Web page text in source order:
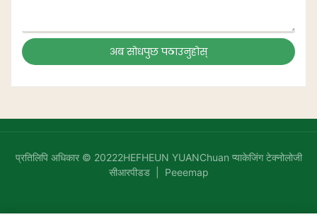
अब सोधपुछ पठाउनुहोस्
प्रतिलिपि अधिकार © 20222HEFHEUN YUANChuan प्याकेजिंग टेक्नोलोजी
सीआरपीडड |
Peeemap